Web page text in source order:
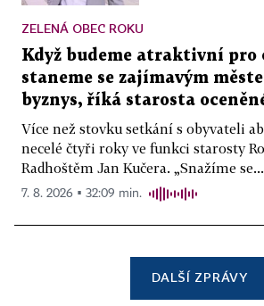
ZELENÁ OBEC ROKU
Když budeme atraktivní pro
staneme se zajímavým
byznys, říká starosta
Více než stovku setkání s obyvateli
necelé čtyři roky ve funkci starosty
Radhoštěm Jan Kučera. „Snažíme se...
7. 8. 2026 ▪ 32:09 min.
DALŠÍ ZPRÁVY